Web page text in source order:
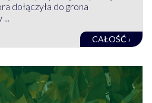
dołączyła do grona
CAŁOŚĆ ›